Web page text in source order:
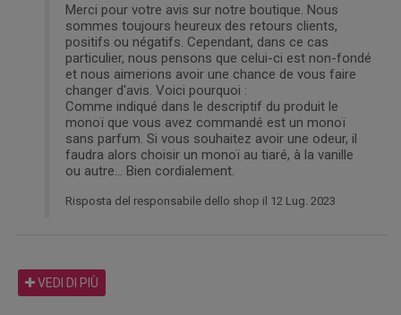
Merci pour votre avis sur notre boutique. Nous
sommes toujours heureux des retours clients,
positifs ou négatifs. Cependant, dans ce cas
particulier, nous pensons que celui-ci est non-fondé
et nous aimerions avoir une chance de vous faire
changer d'avis. Voici pourquoi :
Comme indiqué dans le descriptif du produit le
monoï que vous avez commandé est un monoï
sans parfum. Si vous souhaitez avoir une odeur, il
faudra alors choisir un monoï au tiaré, à la vanille
ou autre... Bien cordialement.
Risposta del responsabile dello shop il 12 Lug. 2023
VEDI DI PIÙ